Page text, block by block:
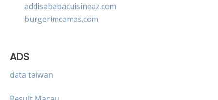
addisababacuisineaz.com
burgerimcamas.com
ADS
data taiwan